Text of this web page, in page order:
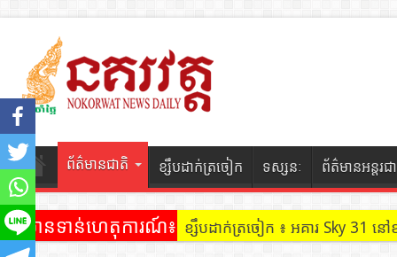
ព័ត៌មានជាតិ ខ្សឹបដាក់ត្រចៀក ទស្សនៈ ព័ត៌មានអន្តរជ
ព័ត៌មានទាន់ហេតុការណ៍៖ ខ្សឹបដាក់ត្រចៀក ៖ អគារ Sky 31
ខ្សឹបដាក់ត្រចៀក ៖ ដល់ករ ! ឈ្មួញដឹក